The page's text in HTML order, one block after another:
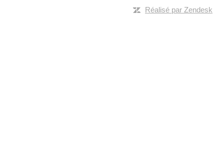
Réalisé par Zendesk